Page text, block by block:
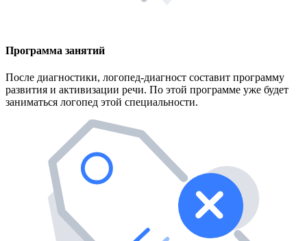
Программа занятий
После диагностики, логопед-диагност составит программу
развития и активизации речи. По этой программе уже будет
заниматься логопед этой специальности.